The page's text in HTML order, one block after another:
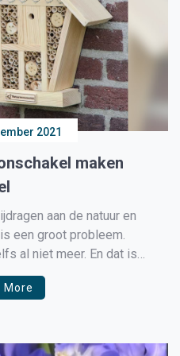
2021
maken
aan de natuur en
een groot probleem.
al niet meer. En dat is
voor de
van gewassen.
More